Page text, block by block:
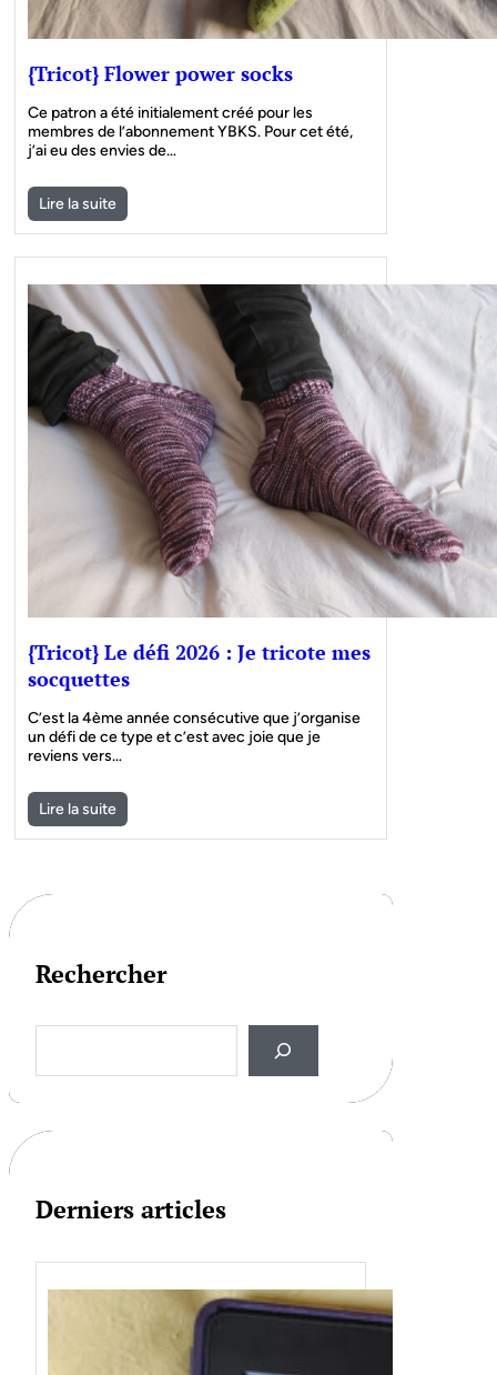
{Tricot} Flower power socks
Ce patron a été initialement créé pour les
membres de l’abonnement YBKS. Pour cet été,
j’ai eu des envies de…
Lire la suite
{Tricot} Le défi 2026 : Je tricote mes
socquettes
C’est la 4ème année consécutive que j’organise
un défi de ce type et c’est avec joie que je
reviens vers…
Lire la suite
Rechercher
a
h
Derniers articles